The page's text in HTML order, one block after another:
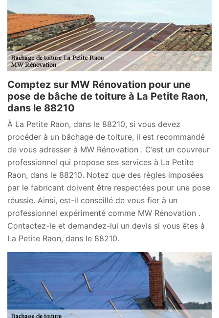
Comptez sur MW Rénovation pour une
pose de bâche de toiture à La Petite Raon,
dans le 88210
À La Petite Raon, dans le 88210, si vous devez
procéder à un bâchage de toiture, il est recommandé
de vous adresser à MW Rénovation . C’est un couvreur
professionnel qui propose ses services à La Petite
Raon, dans le 88210. Notez que des règles imposées
par le fabricant doivent être respectées pour une pose
réussie. Ainsi, est-il conseillé de vous fier à un
professionnel expérimenté comme MW Rénovation .
Contactez-le et demandez-lui un devis si vous êtes à
La Petite Raon, dans le 88210.